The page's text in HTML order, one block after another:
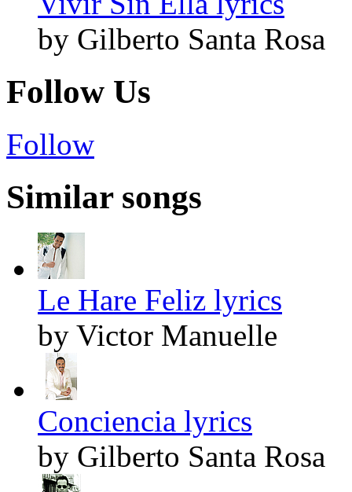
by Gilberto Santa Rosa
Follow Us
Follow
Similar songs
Le Hare Feliz lyrics
by Victor Manuelle
Conciencia lyrics
by Gilberto Santa Rosa